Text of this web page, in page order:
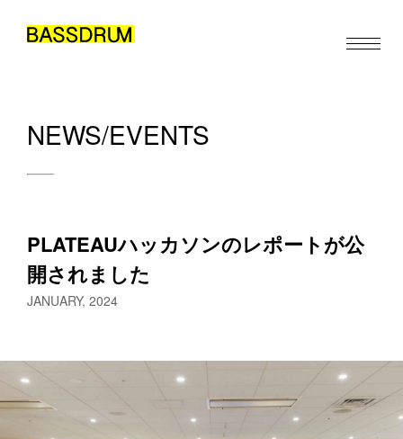
ABOUT
MEMBERS
NEWS/EVENTS
CONTACT
NEWS/EVENTS
PLATEAUハッカソンのレポートが公
開されました
JANUARY, 2024